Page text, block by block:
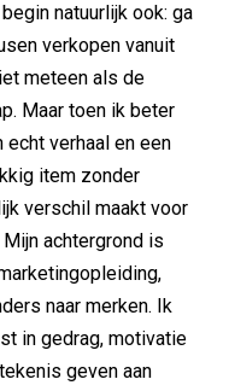
natuurlijk ook: ga
verkopen vanuit
meteen als de
Maar toen ik beter
verhaal en een
item zonder
verschil maakt voor
achtergrond is
naar merken. Ik
in gedrag, motivatie
geven aan